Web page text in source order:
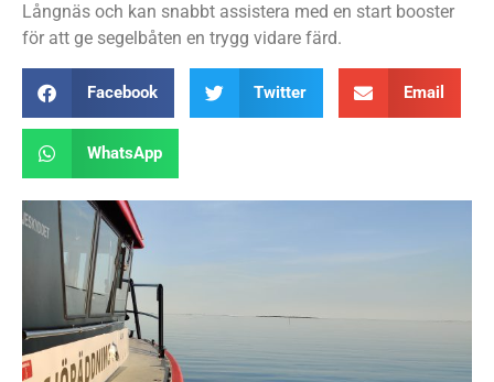
Långnäs och kan snabbt assistera med en start booster
för att ge segelbåten en trygg vidare färd.
Facebook Twitter Email
WhatsApp